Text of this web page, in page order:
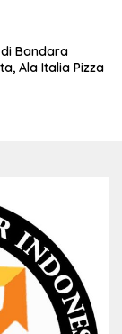
Bandara
Ala Italia Pizza